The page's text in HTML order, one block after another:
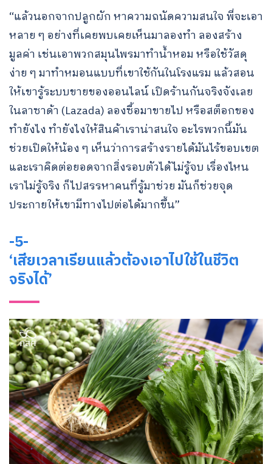
“แล้วนอกจากปลูกผัก หาความถนัดความสนใจ พี่จะเอา
หลาย ๆ อย่างที่เคยพบเคยเห็นมาลองทำ ลองสร้าง
มูลค่า เช่นเอาพวกสมุนไพรมาทำน้ำหอม หรือใช้วัสดุ
ง่าย ๆ มาทำหมอนแบบที่เขาใช้กันในโรงแรม แล้วสอน
ให้เขารู้ระบบขายของออนไลน์ เปิดร้านกันจริงจังเลย
ในลาซาด้า (Lazada) ลองซื้อมาขายไป หรือสต็อกของ
ทำยังไง ทำยังไงให้สินค้าเราน่าสนใจ อะไรพวกนี้มัน
ช่วยเปิดให้น้อง ๆ เห็นว่าการสร้างรายได้มันไร้ขอบเขต
และเราคิดต่อยอดจากสิ่งรอบตัวได้ไม่รู้จบ เรื่องไหน
เราไม่รู้จริง ก็ไปสรรหาคนที่รู้มาช่วย มันก็ช่วยจุด
ประกายให้เขามีทางไปต่อได้มากขึ้น”
-5-
‘เสียเวลาเรียนแล้วต้องเอาไปใช้ในชีวิต
จริงได้’